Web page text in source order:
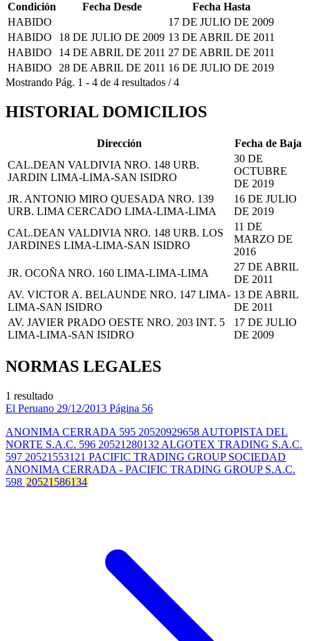
Condición Fecha Desde
Fecha Hasta
HABIDO
17 DE JULIO DE 2009
HABIDO
18 DE JULIO DE 2009 13 DE ABRIL DE 2011
HABIDO
14 DE ABRIL DE 2011 27 DE ABRIL DE 2011
HABIDO
28 DE ABRIL DE 2011 16 DE JULIO DE 2019
Mostrando Pág. 1 - 4 de 4 resultados /4
HISTORIAL DOMICILIOS
Dirección
Fecha de Baja
CAL.DEAN VALDIVIA NRO. 148 URB.
JARDIN LIMA-LIMA-SAN ISIDRO
30 DE
OCTUBRE
DE 2019
JR. ANTONIO MIRO QUESADA NRO. 139
URB. LIMA CERCADO LIMA-LIMA-LIMA
16 DE JULIO
DE 2019
CAL.DEAN VALDIVIA NRO. 148 URB. LOS
JARDINES LIMA-LIMA-SAN ISIDRO
11 DE
MARZO DE
2016
JR. OCOÑA NRO. 160 LIMA-LIMA-LIMA
27 DE ABRIL
DE 2011
AV. VICTOR A. BELAUNDE NRO. 147 LIMA-
LIMA-SAN ISIDRO
13 DE ABRIL
DE 2011
AV. JAVIER PRADO OESTE NRO. 203 INT. 5
LIMA-LIMA-SAN ISIDRO
17 DE JULIO
DE 2009
NORMAS LEGALES
1 resultado
El Peruano 29/12/2013 Página 56
ANONIMA CERRADA 595 20520929658 AUTOPISTA DEL
NORTE S.A.C. 596 20521280132 ALGOTEX TRADING S.A.C.
597 20521553121 PACIFIC TRADING GROUP SOCIEDAD
ANONIMA CERRADA - PACIFIC TRADING GROUP S.A.C.
598 20521586134